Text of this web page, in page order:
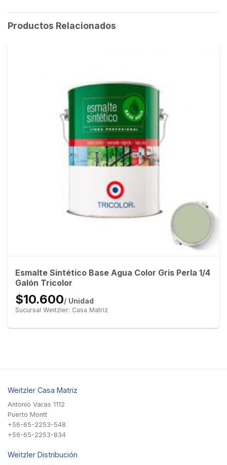
Productos Relacionados
Esmalte Sintético Base Agua Color Gris Perla 1/4
Galón Tricolor
$10.600/ Unidad
Sucursal Weitzler: Casa Matriz
Weitzler Casa Matriz
Antonio Varas 1112
Puerto Montt
+56-65-2253-548
+56-65-2253-834
Weitzler Distribución